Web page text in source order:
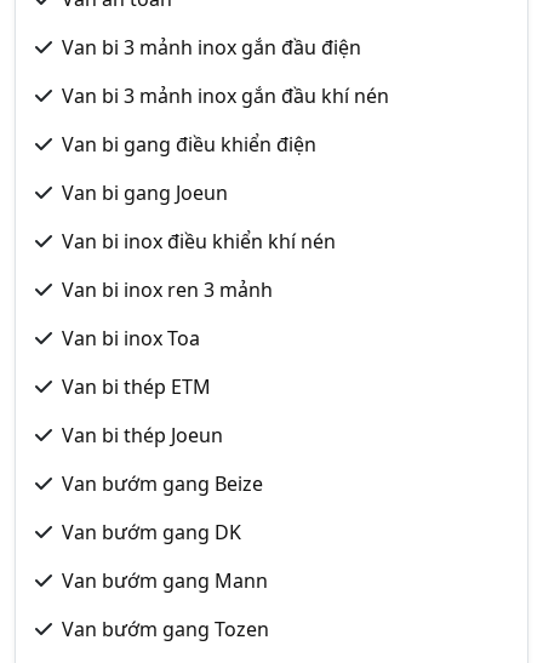
Van bi 3 mảnh inox gắn đầu điện
Van bi 3 mảnh inox gắn đầu khí nén
Van bi gang điều khiển điện
Van bi gang Joeun
Van bi inox điều khiển khí nén
Van bi inox ren 3 mảnh
Van bi inox Toa
Van bi thép ETM
Van bi thép Joeun
Van bướm gang Beize
Van bướm gang DK
Van bướm gang Mann
Van bướm gang Tozen